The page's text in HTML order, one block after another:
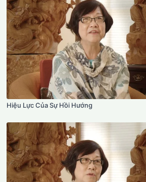
Hiệu Lực Của Sự Hồi Hướng